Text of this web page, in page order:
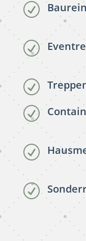
R
R
R
R
R
R